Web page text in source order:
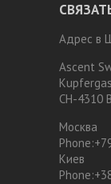
Адрес в
Ascent
CH-4310
Москва
Phone:
Киев
Phone: